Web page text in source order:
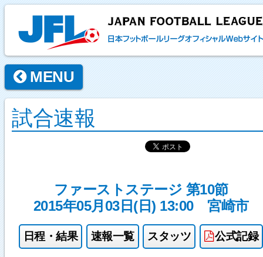
MENU
試合速報
ファーストステージ 第10節
2015年05月03日(日) 13:00
宮崎市
日程・結果 速報一覧 スタッツ 公式記録